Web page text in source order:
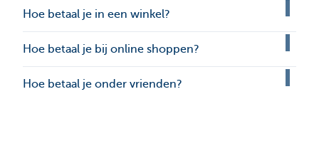
Hoe betaal je in een winkel?
Hoe betaal je bij online shoppen?
Hoe betaal je onder vrienden?